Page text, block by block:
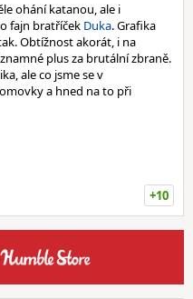
ohání katanou, ale i
fajn bratříček Duka. Grafika
Obtížnost akorát, i na
plus za brutální zbraně.
ale co jsme se v
a hned na to při
+10